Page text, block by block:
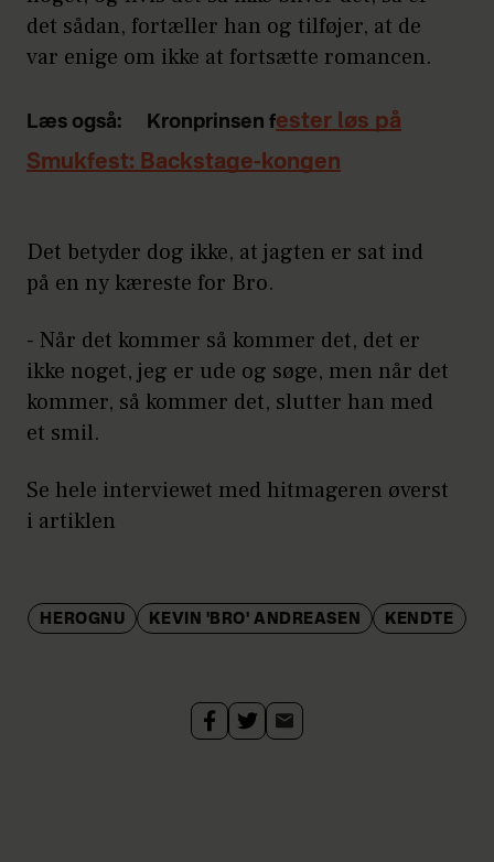
det sådan, fortæller han og tilføjer, at de
var enige om ikke at fortsætte romancen.
Læs også: Kronprinsen fester løs på
Smukfest: Backstage-kongen
Det betyder dog ikke, at jagten er sat ind
på en ny kæreste for Bro.
- Når det kommer så kommer det, det er
ikke noget, jeg er ude og søge, men når det
kommer, så kommer det, slutter han med
et smil.
Se hele interviewet med hitmageren øverst
i artiklen
HEROGNU KEVIN 'BRO' ANDREASEN KENDTE